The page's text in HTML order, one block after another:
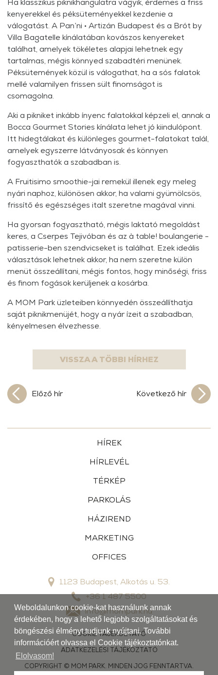
Ha klasszikus piknikhangulatra vágyik, érdemes a friss
kenyerekkel és péksüteményekkel kezdenie a
válogatást. A Pan’ni • Artizán Budapest és a Brót by
Villa Bagatelle kínálatában kovászos kenyereket
találhat, amelyek tökéletes alapjai lehetnek egy
tartalmas, mégis könnyed szabadtéri menünek.
Péksütemények közül is válogathat, ha a sós falatok
mellé valamilyen frissen sült finomságot is
csomagolna.
Aki a pikniket inkább ínyenc falatokkal képzeli el, annak a
Bocca Gourmet Stories kínálata lehet jó kiindulópont.
Itt hidegtálakat és különleges gourmet-falatokat talál,
amelyek egyszerre látványosak és könnyen
fogyaszthatók a szabadban is.
A Fruitisimo smoothie-jai remekül illenek egy meleg
nyári naphoz, különösen akkor, ha valami gyümölcsös,
frissítő és egészséges italt szeretne magával vinni.
Ha gyorsan fogyasztható, mégis laktató megoldást
keres, a Cserpes Tejivóban és az à table! boulangerie -
patisserie-ben szendvicseket is találhat. Ezek ideális
választások lehetnek akkor, ha nem szeretne külön
menüt összeállítani, mégis fontos, hogy minőségi, friss
és finom fogások kerüljenek a kosárba.
A MOM Park üzleteiben könnyedén összeállíthatja
saját piknikmenüjét, hogy a nyár ízeit a szabadban,
kényelmesen élvezhesse.
Előző hír
VISSZA A TÖBBI HÍRHEZ
Következő hír
HÍREK
HÍRLEVÉL
TÉRKÉP
PARKOLÁS
HÁZIREND
MARKETING
OFFICES
1123 Budapest, Alkotás u. 53.
+36 1 487 5500
info@mompark.hu
COOKIE TÁJÉKOZTATÓ
ADATKEZELÉSI TÁJÉKOZTATÓ
COPYRIGHT © MOM PARK. MINDEN JOG FENNTARTVA.
Weboldalunkon cookie-kat használunk annak
érdekében, hogy a lehető legjobb szolgáltatásokat és
böngészési élményt tudjunk nyújtani. További
információért olvassa el Cookie tájékoztatónkat.
Elolvasom!